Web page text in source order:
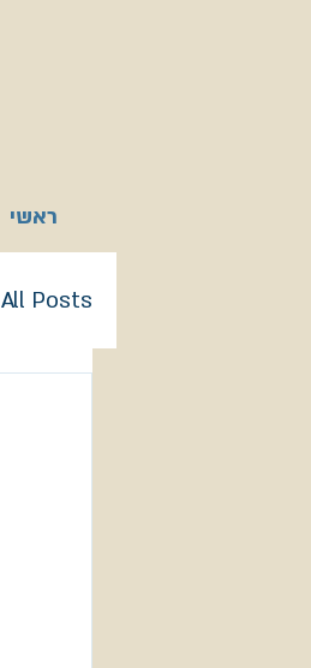
ראשי
All Posts